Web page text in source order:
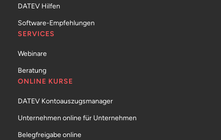
DATEV Hilfen
Software-Empfehlungen
SERVICES
Webinare
Beratung
ONLINE KURSE
DATEV Kontoauszugsmanager
Unternehmen online für Unternehmen
Belegfreigabe online